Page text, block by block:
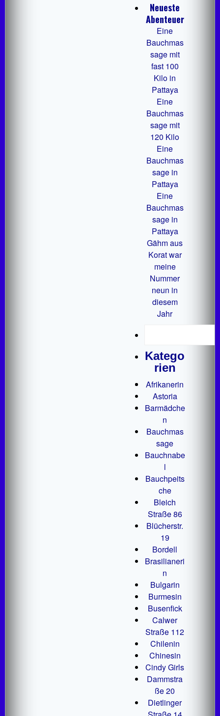
Neueste
Abenteuer
Eine
Bauchmas
sage mit
fast 100
Kilo in
Pattaya
Eine
Bauchmas
sage mit
120 Kilo
Eine
Bauchmas
sage in
Pattaya
Eine
Bauchmas
sage in
Pattaya
Gähm aus
Korat war
meine
Nummer
neun in
diesem
Jahr
Katego
rien
Afrikanerin
Astoria
Barmädche
n
Bauchmas
sage
Bauchnabe
l
Bauchpeits
che
Bleich
Straße 86
Blücherstr.
19
Bordell
Brasilianeri
n
Bulgarin
Burmesin
Busenfick
Calwer
Straße 112
Chilenin
Chinesin
Cindy Girls
Dammstra
ße 20
Dietlinger